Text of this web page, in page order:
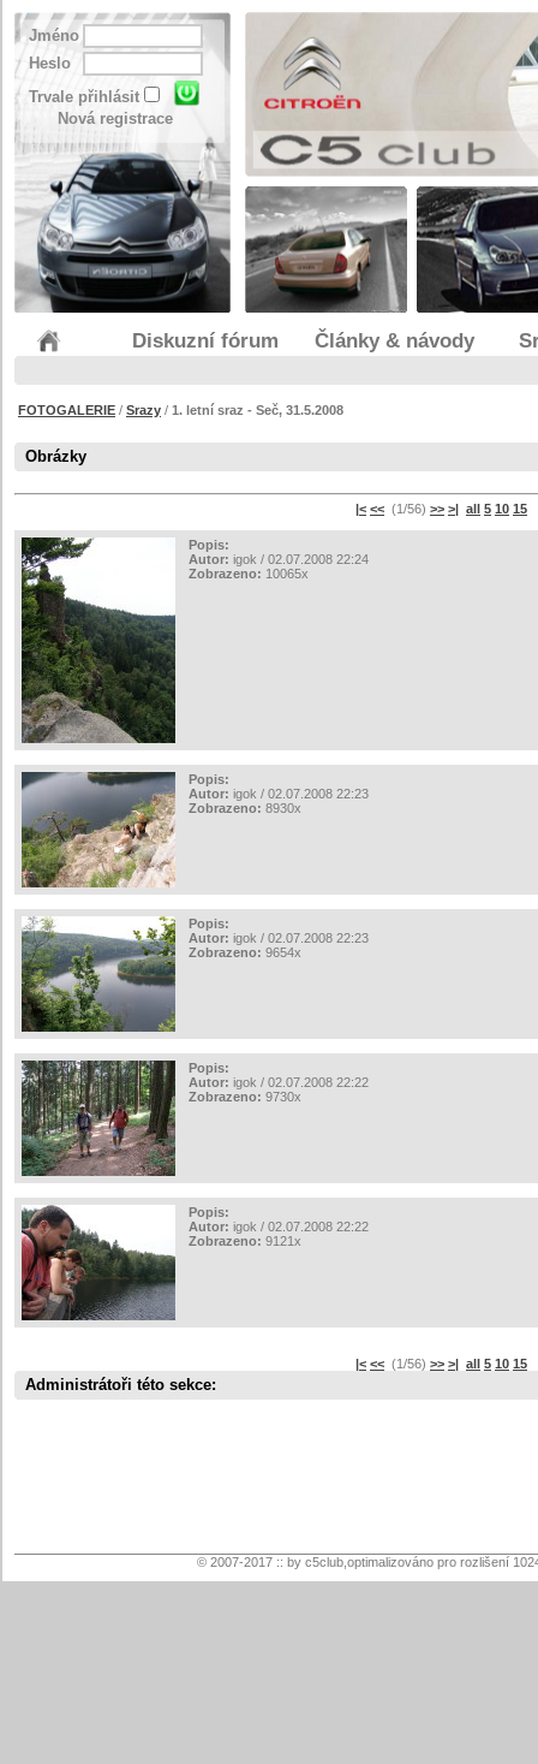
Jméno
Heslo
Trvale přihlásit
Nová registrace
Diskuzní fórum Články & návody
FOTOGALERIE / Srazy / 1. letní sraz - Seč, 31.5.2008
Obrázky
|< << (1/56) >> >| all 5 10 15
Popis:
Autor: igok / 02.07.2008 22:24
Zobrazeno: 10065x
Popis:
Autor: igok / 02.07.2008 22:23
Zobrazeno: 8930x
Popis:
Autor: igok / 02.07.2008 22:23
Zobrazeno: 9654x
Popis:
Autor: igok / 02.07.2008 22:22
Zobrazeno: 9730x
Popis:
Autor: igok / 02.07.2008 22:22
Zobrazeno: 9121x
|< << (1/56) >> >| all 5 10 15
Administrátoři této sekce:
© 2007-2017 :: by c5club,optimalizováno pro rozlišení